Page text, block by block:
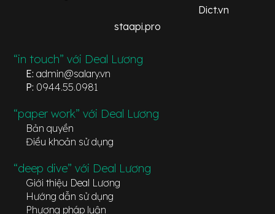
Dict.vn
staapi.pro
“in touch” với Deal Lương
E: admin@salary.vn
P: 0944.55.0981
“paper work” với Deal Lương
Bản quyền
Điều khoản sử dụng
“deep dive” với Deal Lương
Giới thiệu Deal Lương
Hướng dẫn sử dụng
Phương pháp luận